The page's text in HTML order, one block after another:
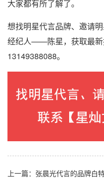
大家都有所了解了。
想找明星代言品牌、邀请
经纪人——陈星，获取最新
13149388088。
上一篇： 张晨光代言的品牌白